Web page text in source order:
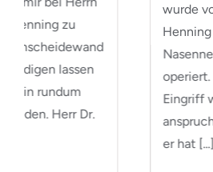
wurde von Dr.
Henning an den
Nasennebenhöhlen
operiert. Der
Eingriff war sehr
anspruchsvoll, doch